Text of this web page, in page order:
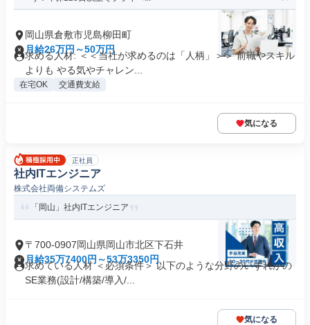
岡山県倉敷市児島柳田町
月給26万円～50万円
求める人材: ＜＜当社が求めるのは「人柄」＞＞ 前職やスキル
よりも やる気やチャレン...
在宅OK 交通費支給
気になる
正社員
社内ITエンジニア
株式会社両備システムズ
「岡山」社内ITエンジニア
〒700-0907岡山県岡山市北区下石井
月給35万7400円～53万3350円
求めている人材 ＜必須条件＞ 以下のような分野のいずれかの
SE業務(設計/構築/導入/...
気になる